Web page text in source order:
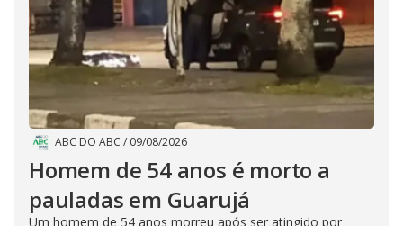
ABC DO ABC / 09/08/2026
Homem de 54 anos é morto a
pauladas em Guarujá
Um homem de 54 anos morreu após ser atingido por